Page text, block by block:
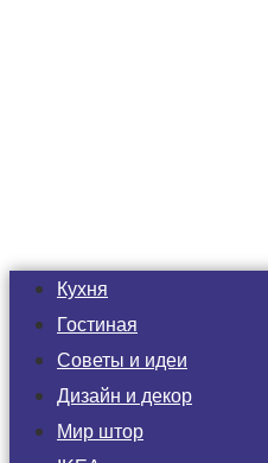
Кухня
Гостиная
Советы и идеи
Дизайн и декор
Мир штор